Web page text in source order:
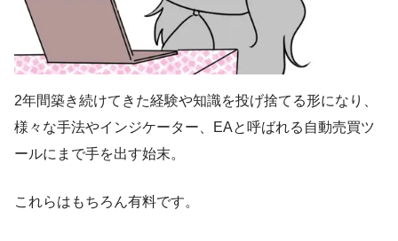
2年間築き続けてきた経験や知識を投げ捨てる形になり、
様々な手法やインジケーター、EAと呼ばれる自動売買ツ
ールにまで手を出す始末。
これらはもちろん有料です。